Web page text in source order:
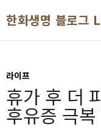
한화생명 블로
라이프
휴가 후 더
후유증 극